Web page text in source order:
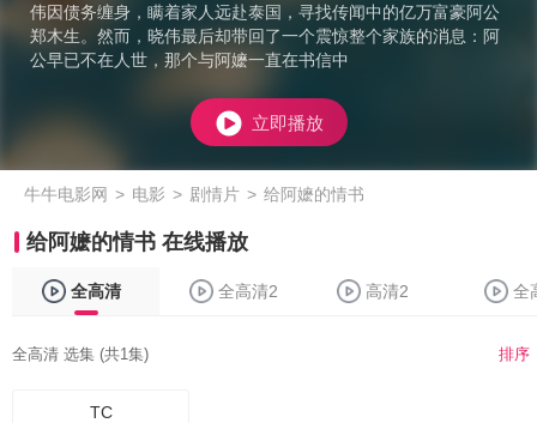
伟因债务缠身，瞒着家人远赴泰国，寻找传闻中的亿万富豪阿公
郑木生。然而，晓伟最后却带回了一个震惊整个家族的消息：阿
公早已不在人世，那个与阿嬷一直在书信中
立即播放
牛牛电影网 > 电影 > 剧情片 > 给阿嬷的情书
给阿嬷的情书 在线播放
全高清 全高清2 高清2 全
全高清 选集 (共1集) 排序
TC